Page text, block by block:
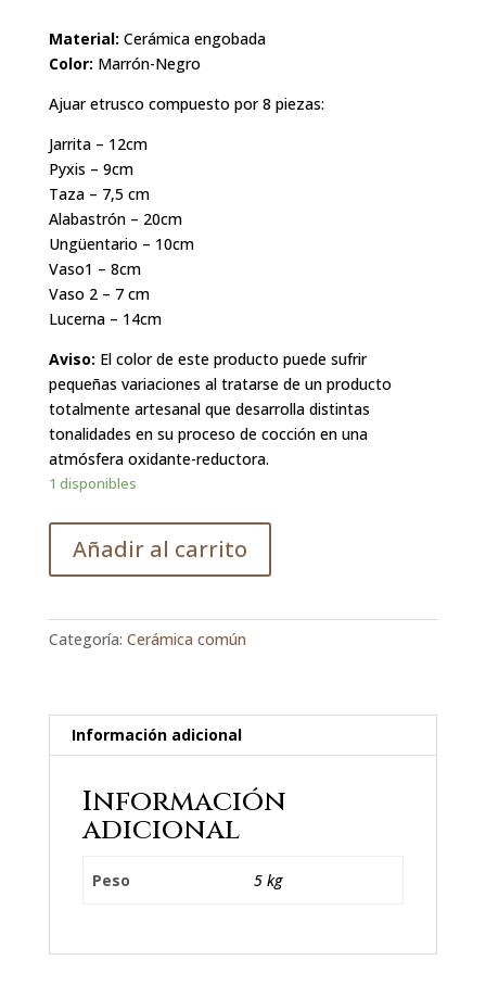
Material: Cerámica engobada
Color: Marrón-Negro
Ajuar etrusco compuesto por 8 piezas:
Jarrita – 12cm
Pyxis – 9cm
Taza – 7,5 cm
Alabastrón – 20cm
Ungüentario – 10cm
Vaso1 – 8cm
Vaso 2 – 7 cm
Lucerna – 14cm
Aviso: El color de este producto puede sufrir
pequeñas variaciones al tratarse de un producto
totalmente artesanal que desarrolla distintas
tonalidades en su proceso de cocción en una
atmósfera oxidante-reductora.
1 disponibles
Añadir al carrito
Categoría: Cerámica común
Información adicional
Información
adicional
Peso 5 kg